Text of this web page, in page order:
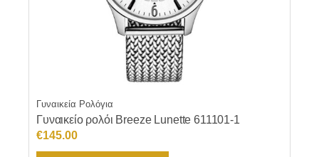
Γυναικεία Ρολόγια
Γυναικείο ρολόι Breeze Lunette 611101-1
€145.00